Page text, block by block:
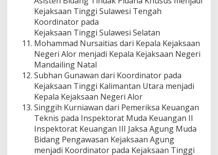
Kejaksaan Tinggi Sulawesi Tengah
Koordinator pada
Kejaksaan Tinggi Sulawesi Selatan
Mohammad Nursaitias dari Kepala Kejaksaan
Negeri Alor menjadi Kepala Kejaksaan Negeri
Mandailing Natal
Subhan Gunawan dari Koordinator pada
Kejaksaan Tinggi Kalimantan Utara menjadi
Kepala Kejaksaan Negeri Alor
Singgih Kurniawan dari Pemeriksa Keuangan
Teknis pada Inspektorat Muda Keuangan II
Inspektorat Keuangan III Jaksa Agung Muda
Bidang Pengawasan Kejaksaan Agung
menjadi Koordinator pada Kejaksaan Tinggi